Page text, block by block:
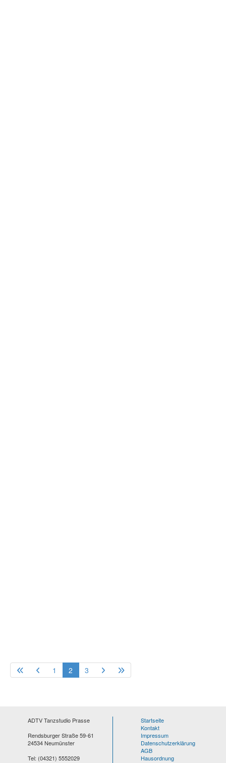
1 2 3
ADTV Tanzstudio Prasse
Rendsburger Straße 59-61
24534 Neumünster
Tel: (04321) 5552029
Startseite
Kontakt
Impressum
Datenschutzerklärung
AGB
Hausordnung